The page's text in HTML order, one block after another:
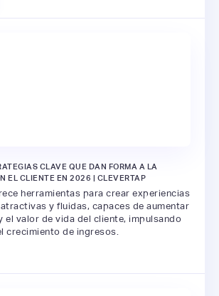
CLAVE QUE DAN FORMA A LA
EL CLIENTE EN 2026 | CLEVERTAP
herramientas para crear experiencias
y fluidas, capaces de aumentar
el valor de vida del cliente, impulsando
crecimiento de ingresos.